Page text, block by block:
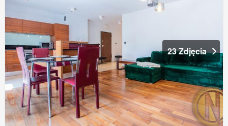
23 Zdjęcia